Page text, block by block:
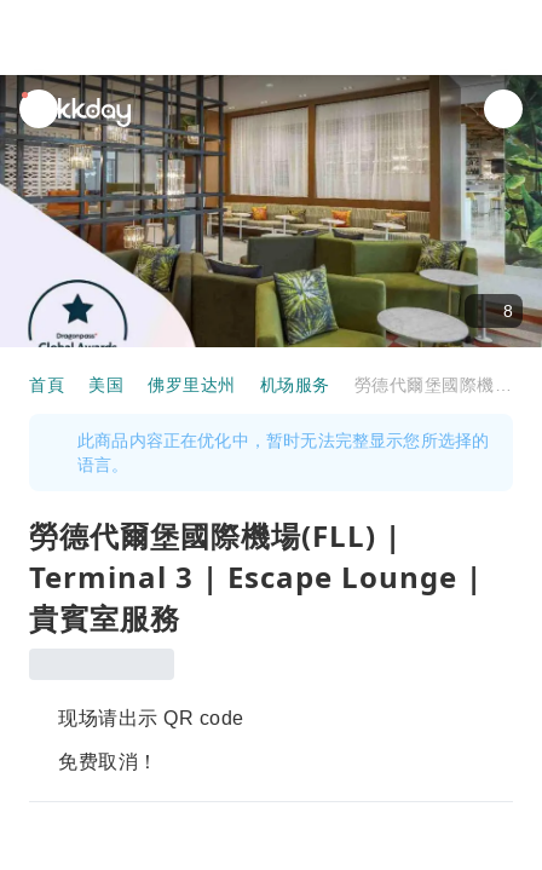
unread
notifications
8
首頁 美国 佛罗里达州 机场服务
此商品内容正在优化中，暂时无法完整显示您所选择的
语言。
勞德代爾堡國際機場(FLL) |
Terminal 3 | Escape Lounge |
貴賓室服務
现场请出示 QR code
免费取消！